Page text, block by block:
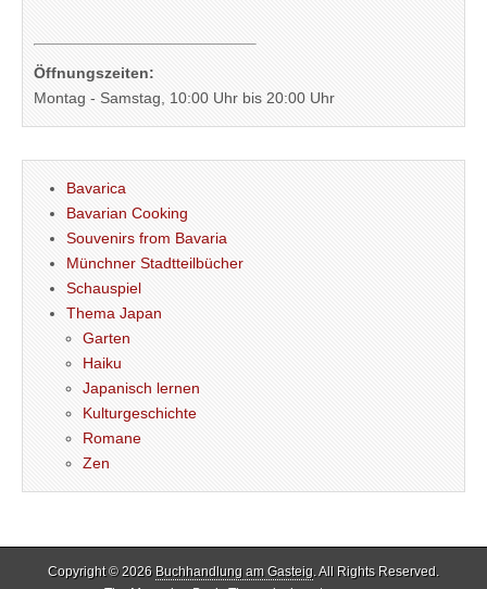
Öffnungszeiten:
Montag - Samstag, 10:00 Uhr bis 20:00 Uhr
Bavarica
Bavarian Cooking
Souvenirs from Bavaria
Münchner Stadtteilbücher
Schauspiel
Thema Japan
Garten
Haiku
Japanisch lernen
Kulturgeschichte
Romane
Zen
Copyright © 2026 Buchhandlung am Gasteig. All Rights Reserved.